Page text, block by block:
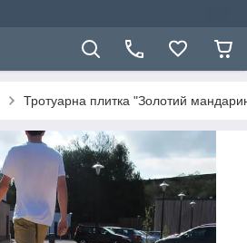
Тротуарна плитка "Золотий